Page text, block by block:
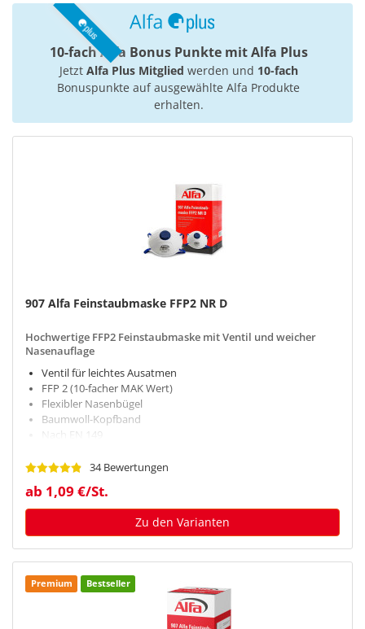
10-fach Alfa Bonus Punkte mit Alfa Plus
Jetzt Alfa Plus Mitglied werden und 10-fach
Bonuspunkte auf ausgewählte Alfa Produkte
erhalten.
907 Alfa Feinstaubmaske FFP2 NR D
Hochwertige FFP2 Feinstaubmaske mit Ventil und weicher
Nasenauflage
Ventil für leichtes Ausatmen
FFP 2 (10-facher MAK Wert)
Flexibler Nasenbügel
Baumwoll-Kopfband
Nach EN 149
34 Bewertungen
ab 1,09 €/St.
Zu den Varianten
Premium Bestseller